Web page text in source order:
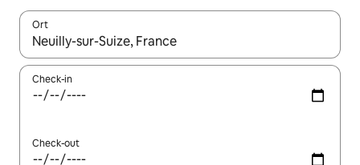
Ort
Wenn Ergebnisse verfügbar sind, navigiere mit den
Check-in
Check-out